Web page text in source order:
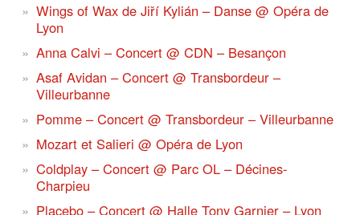
Wings of Wax de Jiří Kylián – Danse @ Opéra de
Lyon
Anna Calvi – Concert @ CDN – Besançon
Asaf Avidan – Concert @ Transbordeur –
Villeurbanne
Pomme – Concert @ Transbordeur – Villeurbanne
Mozart et Salieri @ Opéra de Lyon
Coldplay – Concert @ Parc OL – Décines-
Charpieu
Placebo – Concert @ Halle Tony Garnier – Lyon